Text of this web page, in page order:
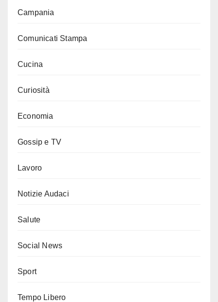
Campania
Comunicati Stampa
Cucina
Curiosità
Economia
Gossip e TV
Lavoro
Notizie Audaci
Salute
Social News
Sport
Tempo Libero